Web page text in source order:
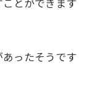
ったそうです